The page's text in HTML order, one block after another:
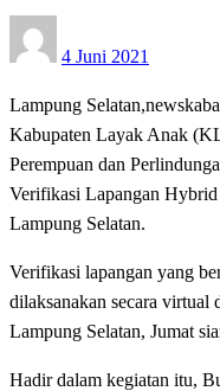
on
4 Juni 2021
Lampung
Kabupaten Layak Anak
Perempuan dan
Verifikasi Lapangan
Lampung Selatan.
Verifikasi lapangan yang
dilaksanakan secara virtual
Lampung Selatan, Jumat
Hadir dalam kegiatan itu,